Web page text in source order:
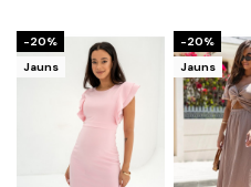
-20%
Jauns
-20%
Jauns